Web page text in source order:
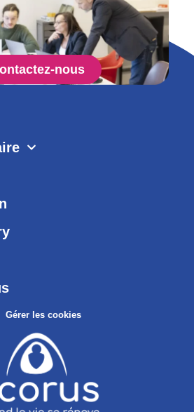
nous
Gérer les cookies